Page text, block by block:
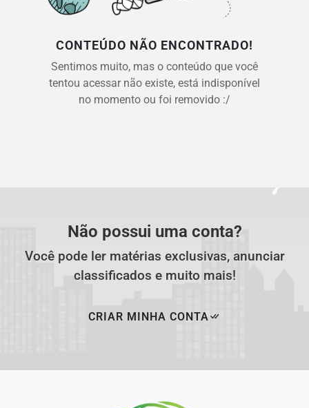
CONTEÚDO NÃO ENCONTRADO!
Sentimos muito, mas o conteúdo que você
tentou acessar não existe, está indisponível
no momento ou foi removido :/
Não possui uma conta?
Você pode ler matérias exclusivas, anunciar
classificados e muito mais!
CRIAR MINHA CONTA